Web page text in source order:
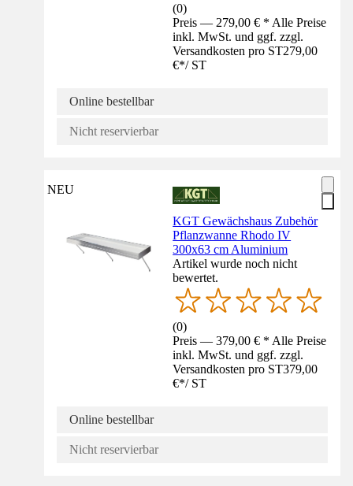
(0)
Preis — 279,00 € * Alle Preise
inkl. MwSt. und ggf. zzgl.
Versandkosten pro ST279,00
€*/ ST
Online bestellbar
Nicht reservierbar
NEU
KGT Gewächshaus Zubehör
Pflanzwanne Rhodo IV
300x63 cm Aluminium
Artikel wurde noch nicht
bewertet.
(0)
Preis — 379,00 € * Alle Preise
inkl. MwSt. und ggf. zzgl.
Versandkosten pro ST379,00
€*/ ST
Online bestellbar
Nicht reservierbar